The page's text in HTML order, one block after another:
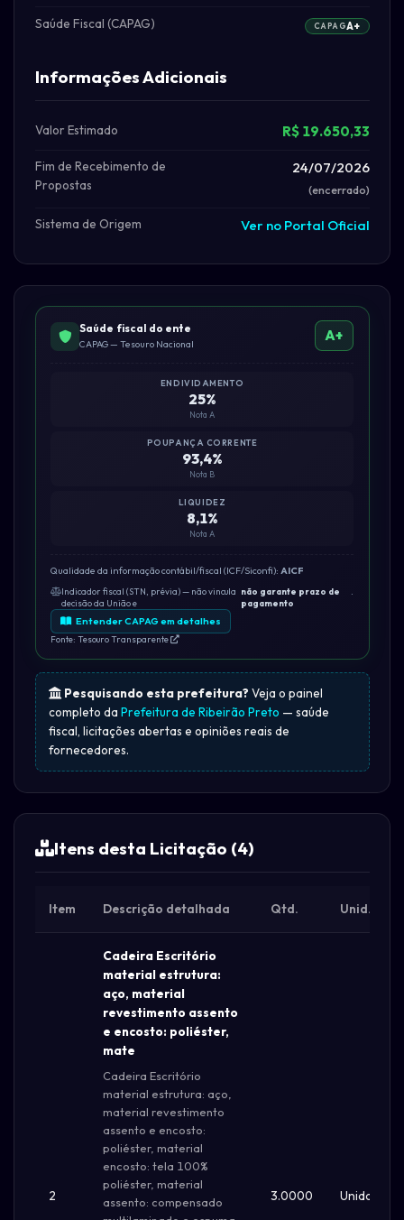
Saúde Fiscal (CAPAG) CAPAGA+
Informações Adicionais
Valor Estimado R$ 19.650,33
Fim de Recebimento de
Propostas
24/07/2026
(encerrado)
Sistema de Origem Ver no Portal Oficial
Saúde fiscal do ente
CAPAG — Tesouro Nacional
A+
ENDIVIDAMENTO
25%
Nota A
POUPANÇA CORRENTE
93,4%
Nota B
LIQUIDEZ
8,1%
Nota A
Qualidade da informação contábil/fiscal (ICF/Siconfi): AICF
Indicador fiscal (STN, prévia) — não vincula
decisão da União e
não garante prazo de
pagamento
.
Entender CAPAG em detalhes
Fonte: Tesouro Transparente
Pesquisando esta prefeitura? Veja o painel
completo da Prefeitura de Ribeirão Preto — saúde
fiscal, licitações abertas e opiniões reais de
fornecedores.
Itens desta Licitação (4)
Item Descrição detalhada Qtd. Unid.
2
Cadeira Escritório
material estrutura:
aço, material
revestimento assento
e encosto: poliéster,
mate
Cadeira Escritório
material estrutura: aço,
material revestimento
assento e encosto:
poliéster, material
encosto: tela 100%
poliéster, material
assento: compensado
3.0000 Unidade